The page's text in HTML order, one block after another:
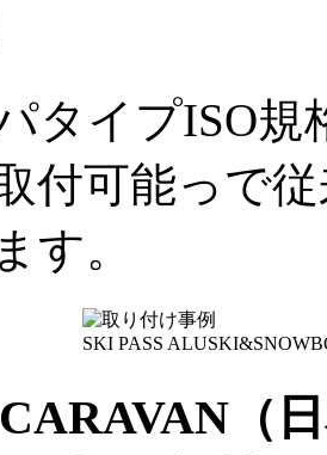
タイプISO
付可能っで
す。
SKI PASS
（